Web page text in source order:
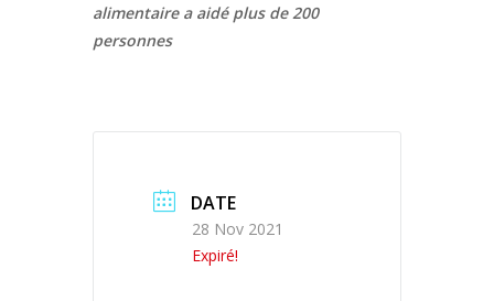
alimentaire a aidé plus de 200
personnes
DATE
28 Nov 2021
Expiré!